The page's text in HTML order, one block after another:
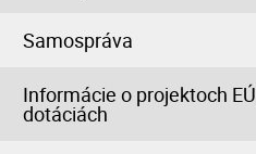
Samospráva
Informácie o projektoch
dotáciách